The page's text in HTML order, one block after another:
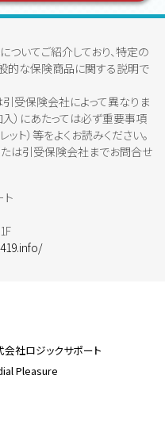
いてご紹介しており、特定の
的な保険商品に関する説明で
受保険会社によって異なりま
）にあたっては必ず重要事項
ト）等をよくお読みください。
は引受保険会社までお問合せ
社ロジックサポート
Pleasure